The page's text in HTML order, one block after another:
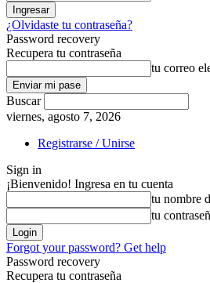
¿Olvidaste tu contraseña?
Password recovery
Recupera tu contraseña
tu correo
Buscar
viernes, agosto 7, 2026
Registrarse / Unirse
Sign in
¡Bienvenido! Ingresa en tu cuenta
tu nombre
tu
Forgot your password? Get help
Password recovery
Recupera tu contraseña